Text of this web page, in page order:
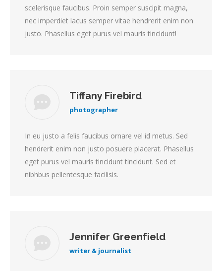
scelerisque faucibus. Proin semper suscipit magna,
nec imperdiet lacus semper vitae hendrerit enim non
justo. Phasellus eget purus vel mauris tincidunt!
Tiffany Firebird
photographer
In eu justo a felis faucibus ornare vel id metus. Sed
hendrerit enim non justo posuere placerat. Phasellus
eget purus vel mauris tincidunt tincidunt. Sed et
nibhbus pellentesque facilisis.
Jennifer Greenfield
writer & journalist